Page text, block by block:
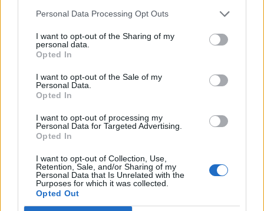
Personal Data Processing Opt Outs
I want to opt-out of the Sharing of my
personal data.
Opted In
I want to opt-out of the Sale of my
Personal Data.
Opted In
I want to opt-out of processing my
Personal Data for Targeted Advertising.
Opted In
I want to opt-out of Collection, Use,
Retention, Sale, and/or Sharing of my
Personal Data that Is Unrelated with the
Purposes for which it was collected.
Opted Out